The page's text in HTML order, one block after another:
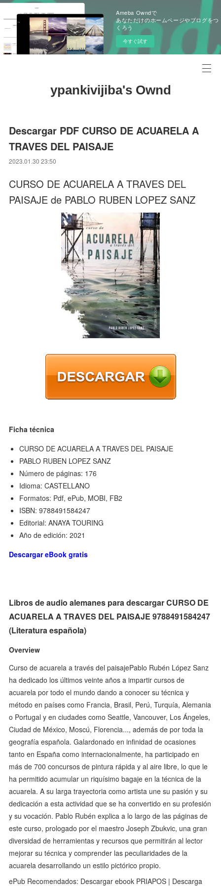
Ameba Owndで
あなただけのホームページやブログをつ
くろう
今すぐ試す
ypankivijiba's Ownd
Descargar PDF CURSO DE ACUARELA A
TRAVES DEL PAISAJE
2023.01.30 23:50
CURSO DE ACUARELA A TRAVES DEL
PAISAJE de PABLO RUBEN LOPEZ SANZ
Ficha técnica
CURSO DE ACUARELA A TRAVES DEL PAISAJE
PABLO RUBEN LOPEZ SANZ
Número de páginas: 176
Idioma: CASTELLANO
Formatos: Pdf, ePub, MOBI, FB2
ISBN: 9788491584247
Editorial: ANAYA TOURING
Año de edición: 2021
Descargar eBook gratis
Libros de audio alemanes para descargar CURSO DE
ACUARELA A TRAVES DEL PAISAJE 9788491584247
(Literatura española)
Overview
Curso de acuarela a través del paisajePablo Rubén López Sanz
ha dedicado los últimos veinte años a impartir cursos de
acuarela por todo el mundo dando a conocer su técnica y
método en países como Francia, Brasil, Perú, Turquía, Alemania
o Portugal y en ciudades como Seattle, Vancouver, Los Ángeles,
Ciudad de México, Moscú, Florencia..., además de por toda la
geografía española. Galardonado en infinidad de ocasiones
tanto en España como internacionalmente, ha participado en
más de 700 concursos de pintura rápida y al aire libre, lo que le
ha permitido acumular un riquísimo bagaje en la técnica de la
acuarela. A su larga trayectoria como artista une su pasión y su
dedicación a esta actividad que se ha convertido en su profesión
y su vocación. Pablo Rubén explica a lo largo de las páginas de
este curso, prologado por el maestro Joseph Zbukvic, una gran
diversidad de herramientas y recursos que permitirán al lector
mejorar su técnica y comprender las peculiaridades de la
acuarela desarrollando un estilo pictórico propio.
ePub Recomendados: Descargar ebook PRIAPOS | Descarga